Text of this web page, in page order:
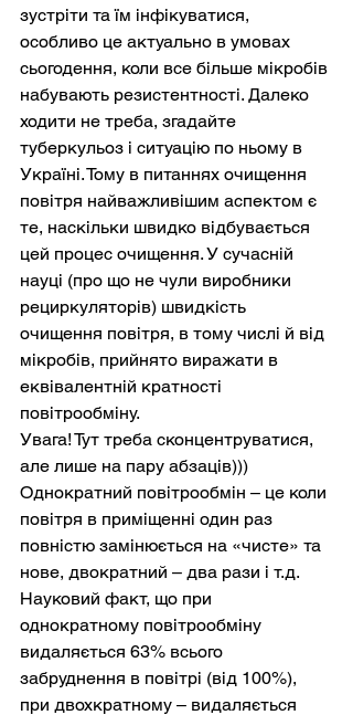
зустріти та їм інфікуватися,
особливо це актуально в умовах
сьогодення, коли все більше мікробів
набувають резистентності. Далеко
ходити не треба, згадайте
туберкульоз і ситуацію по ньому в
Україні. Тому в питаннях очищення
повітря найважливішим аспектом є
те, наскільки швидко відбувається
цей процес очищення. У сучасній
науці (про що не чули виробники
рециркуляторів) швидкість
очищення повітря, в тому числі й від
мікробів, прийнято виражати в
еквівалентній кратності
повітрообміну.
Увага! Тут треба сконцентруватися,
але лише на пару абзаців)))
Однократний повітрообмін – це коли
повітря в приміщенні один раз
повністю замінюється на «чисте» та
нове, двократний – два рази і т.д.
Науковий факт, що при
однократному повітрообміну
видаляється 63% всього
забруднення в повітрі (від 100%),
при двохкратному – видаляється